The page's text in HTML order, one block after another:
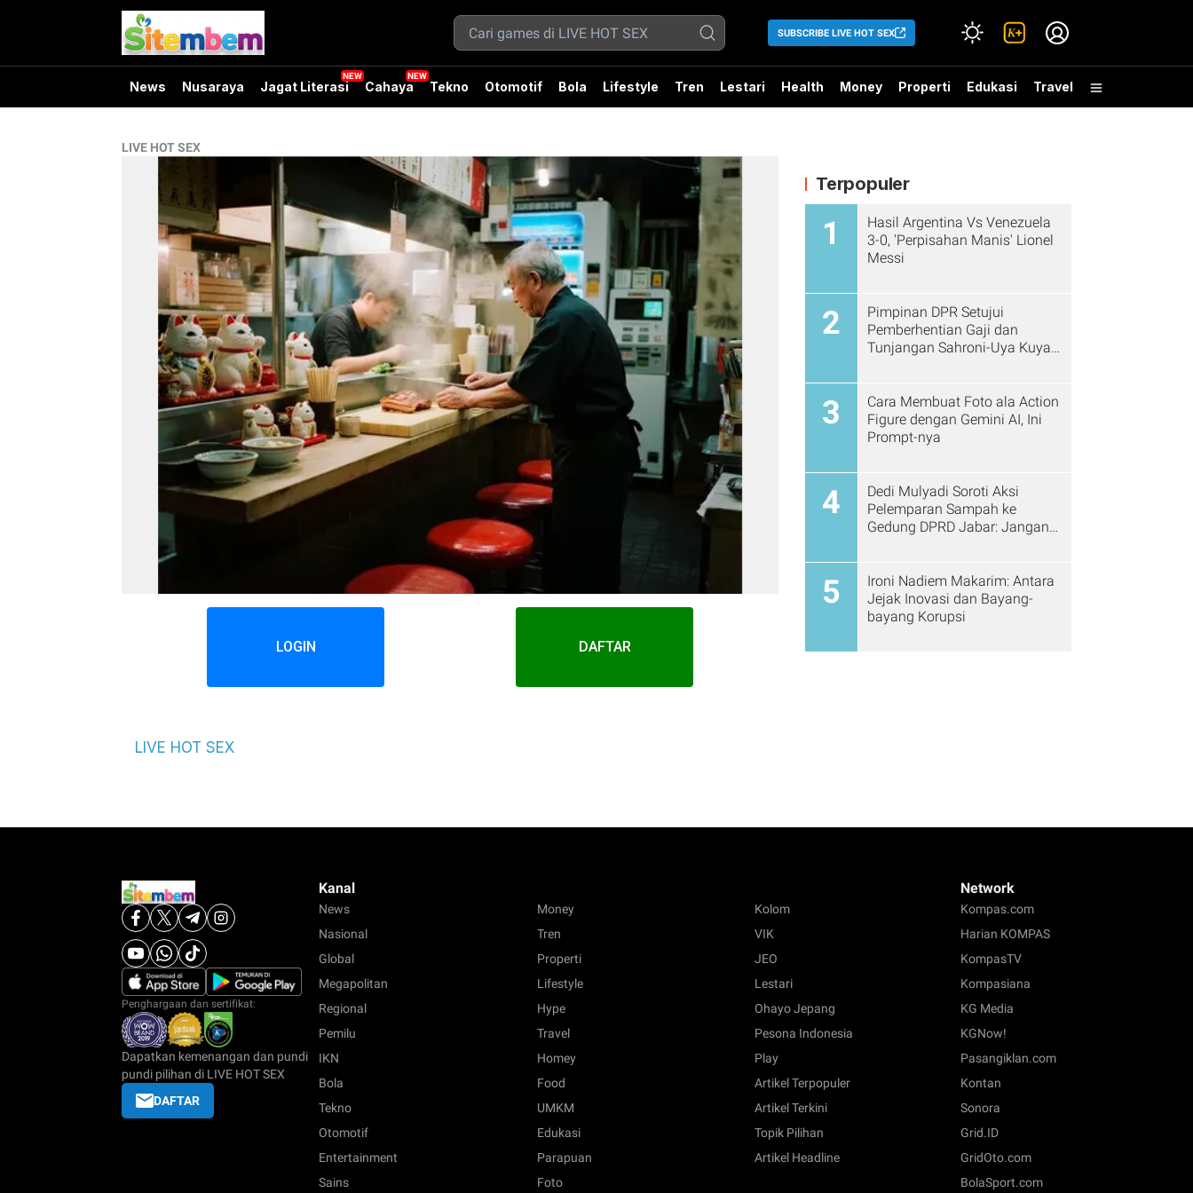
SUBSCRIBE LIVE HOT SEX
News Nusaraya Jagat Literasi Cahaya Tekno Otomotif Bola Lifestyle Tren Lestari Health Money Properti Edukasi Travel
LIVE HOT SEX
LOGIN DAFTAR
LIVE HOT SEX
Terpopuler
1
Hasil Argentina Vs Venezuela
3-0, 'Perpisahan Manis' Lionel
Messi
2
Pimpinan DPR Setujui
Pemberhentian Gaji dan
Tunjangan Sahroni-Uya Kuya
3
Cara Membuat Foto ala Action
Figure dengan Gemini AI, Ini
Prompt-nya
4
Dedi Mulyadi Soroti Aksi
Pelemparan Sampah ke
Gedung DPRD Jabar: Jangan
5
Ironi Nadiem Makarim: Antara
Jejak Inovasi dan Bayang-
bayang Korupsi
Penghargaan dan sertifikat:
Dapatkan kemenangan dan pundi
pundi pilihan di LIVE HOT SEX
DAFTAR
Kanal
News
Nasional
Global
Megapolitan
Regional
Pemilu
IKN
Bola
Tekno
Otomotif
Entertainment
Sains
Money
Tren
Properti
Lifestyle
Hype
Travel
Homey
Food
UMKM
Edukasi
Parapuan
Foto
Kolom
VIK
JEO
Lestari
Ohayo Jepang
Pesona Indonesia
Play
Artikel Terpopuler
Artikel Terkini
Topik Pilihan
Artikel Headline
Network
Kompas.com
Harian KOMPAS
KompasTV
Kompasiana
KG Media
KGNow!
Pasangiklan.com
Kontan
Sonora
Grid.ID
GridOto.com
BolaSport.com